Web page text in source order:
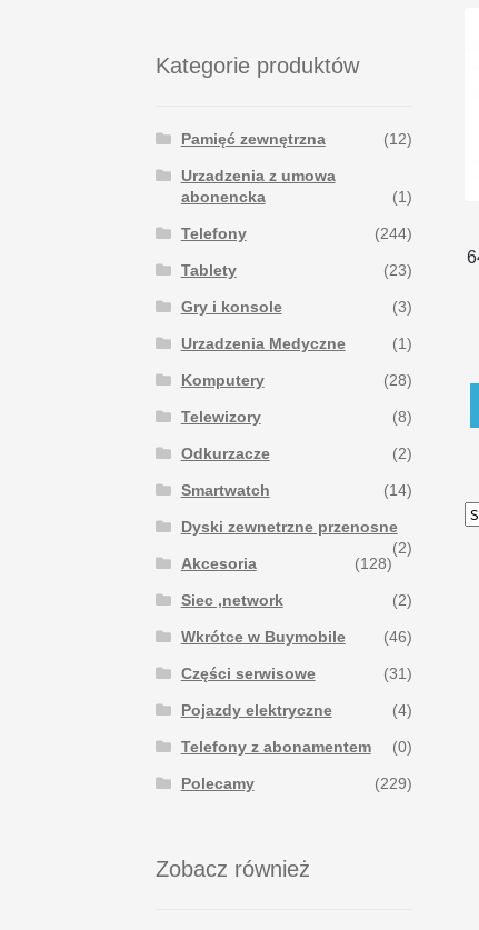
Kategorie produktów
Pamięć zewnętrzna (12)
Urzadzenia z umowa
abonencka
(1)
Telefony (244)
Tablety (23)
Gry i konsole (3)
Urzadzenia Medyczne (1)
Komputery (28)
Telewizory (8)
Odkurzacze (2)
Smartwatch (14)
Dyski zewnetrzne przenosne
(2)
Akcesoria
(128)
Siec ,network (2)
Wkrótce w Buymobile (46)
Części serwisowe (31)
Pojazdy elektryczne (4)
Telefony z abonamentem (0)
Polecamy (229)
Zobacz również